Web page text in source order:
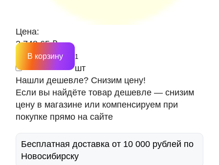
Цена:
2 748.65 ₽
шт
В корзину
Нашли дешевле? Снизим цену!
Если вы найдёте товар дешевле — снизим
цену в магазине или компенсируем при
покупке прямо на сайте
Бесплатная доставка от 10 000 рублей по
Новосибирску